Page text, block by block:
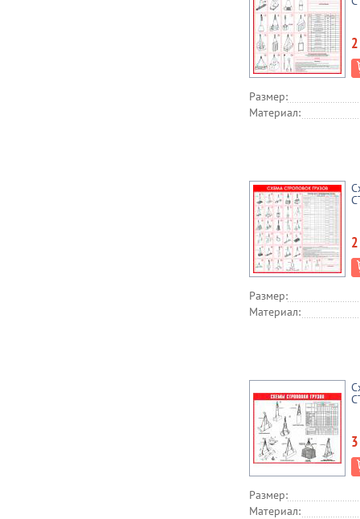
Размер:
Материал:
Размер:
Материал:
Размер:
Материал: